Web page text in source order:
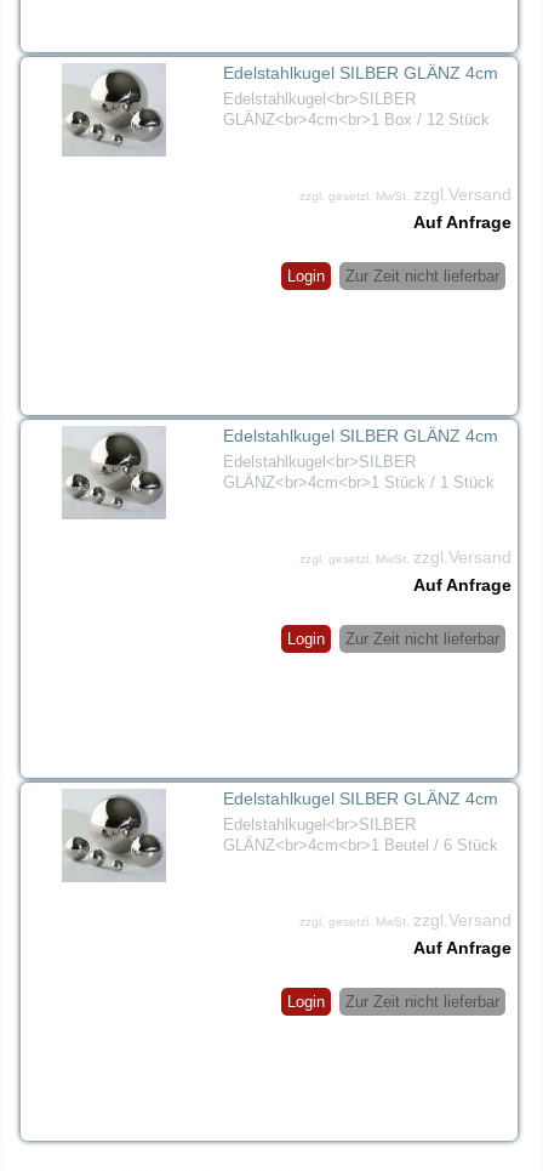
Edelstahlkugel SILBER GLÄNZ 4cm
Edelstahlkugel<br>SILBER
GLÄNZ<br>4cm<br>1 Box / 12 Stück
zzgl. gesetzl. MwSt.
zzgl.Versand
Auf Anfrage
Zur Zeit nicht lieferbar
Login
Edelstahlkugel SILBER GLÄNZ 4cm
Edelstahlkugel<br>SILBER
GLÄNZ<br>4cm<br>1 Stück / 1 Stück
zzgl. gesetzl. MwSt.
zzgl.Versand
Auf Anfrage
Zur Zeit nicht lieferbar
Login
Edelstahlkugel SILBER GLÄNZ 4cm
Edelstahlkugel<br>SILBER
GLÄNZ<br>4cm<br>1 Beutel / 6 Stück
zzgl. gesetzl. MwSt. zzgl.Versand
Auf Anfrage
Zur Zeit nicht lieferbar
Login